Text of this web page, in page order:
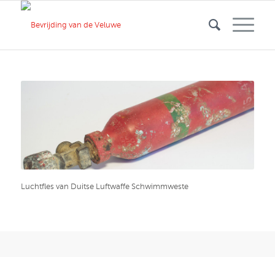
Luchtfles van Duitse Luftwaffe Schwimmweste